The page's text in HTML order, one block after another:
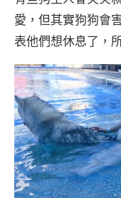
愛，但其實狗狗會
表他們想休息了，